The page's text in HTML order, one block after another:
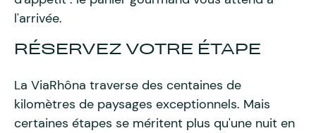
l'arrivée.
RÉSERVEZ VOTRE ÉTAPE
La ViaRhôna traverse des centaines de
kilomètres de paysages exceptionnels. Mais
certaines étapes se méritent plus qu'une nuit en